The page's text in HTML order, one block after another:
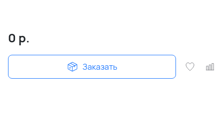
0 р.
Заказать